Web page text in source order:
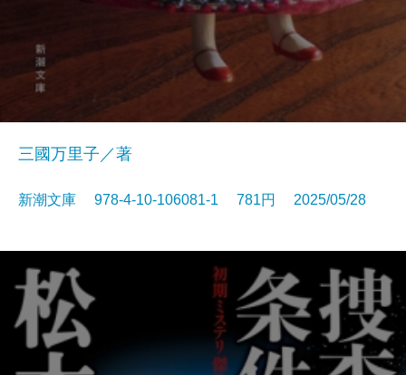
三國万里子／著
新潮文庫 978-4-10-106081-1 781円 2025/05/28